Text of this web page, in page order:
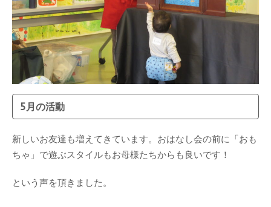
5月の活動
新しいお友達も増えてきています。おはなし会の前に「おも
ちゃ」で遊ぶスタイルもお母様たちからも良いです！
という声を頂きました。